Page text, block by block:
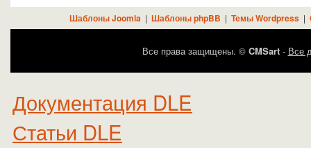
Шаблоны Joomla | Шаблоны phpBB | Темы Wordpress|
Все права защищены. © CMSart- Все
Документация DLE
Статьи DLE